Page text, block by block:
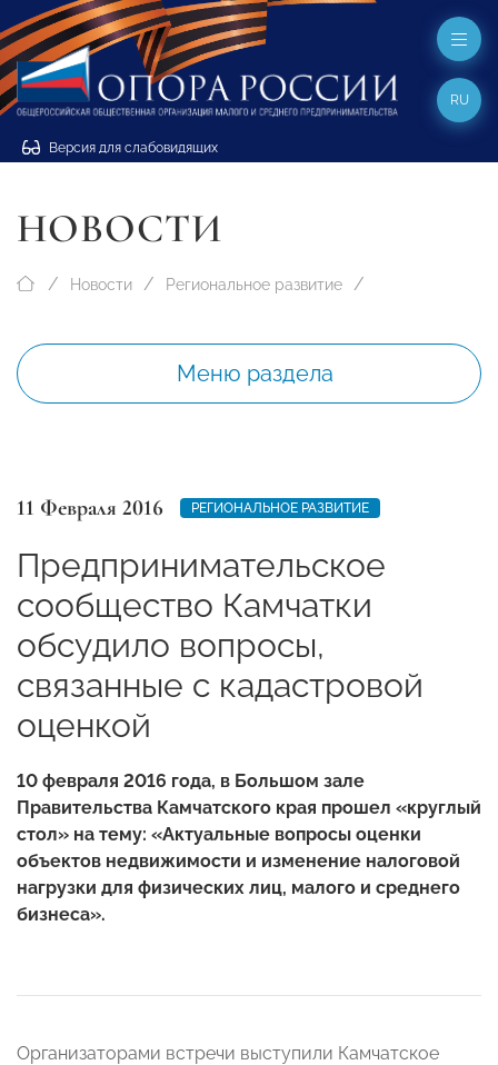
Версия для слабовидящих
RU
НОВОСТИ
Новости Региональное развитие
Меню раздела
11 Февраля 2016 РЕГИОНАЛЬНОЕ РАЗВИТИЕ
Предпринимательское
сообщество Камчатки
обсудило вопросы,
связанные с кадастровой
оценкой
10 февраля 2016 года, в Большом зале
Правительства Камчатского края прошел «круглый
стол» на тему: «Актуальные вопросы оценки
объектов недвижимости и изменение налоговой
нагрузки для физических лиц, малого и среднего
бизнеса».
Организаторами встречи выступили Камчатское